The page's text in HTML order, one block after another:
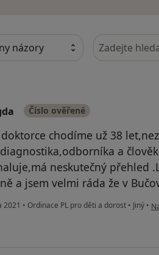
Hledejte v
Číslo ověřené
chodíme už 38
a
neskutečný přehled
a jsem velmi ráda že v
2021 • Ordinace PL pro děti a dorost • Jiný •